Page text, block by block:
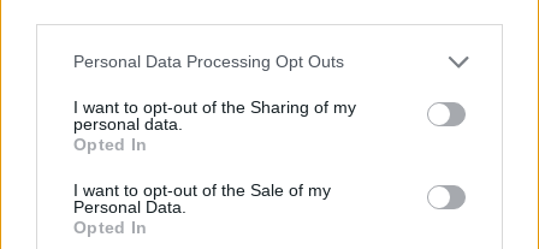
Personal Data Processing Opt Outs
I want to opt-out of the Sharing of my
personal data.
Opted In
I want to opt-out of the Sale of my
Personal Data.
Opted In
Selezioniamo per te